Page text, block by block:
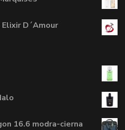
D´Amour
16.6 modra-cierna